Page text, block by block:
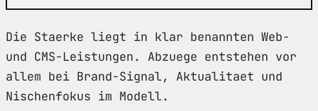
Die Staerke liegt in klar benannten Web-
und CMS-Leistungen. Abzuege entstehen vor
allem bei Brand-Signal, Aktualitaet und
Nischenfokus im Modell.